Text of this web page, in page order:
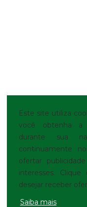
Este site utiliza
você obtenha a
durante sua
continuamente
ofertar
interesses.
desejar receber
Saiba mais